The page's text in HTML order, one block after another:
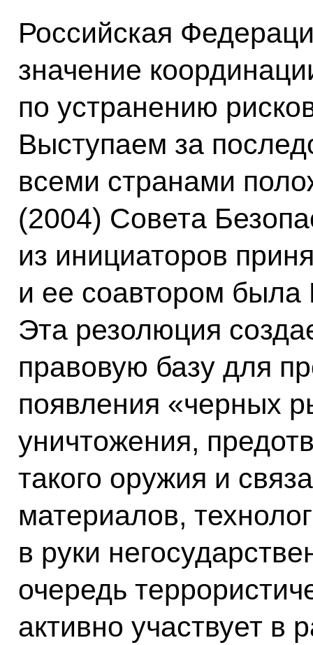
Российская
значение
по устранению
Выступаем за
всеми странами
(2004) Совета
из инициаторов
и ее соавтором была
Эта резолюция
правовую базу для
появления «черных
уничтожения,
такого оружия и
материалов,
в руки
очередь
активно участвует в